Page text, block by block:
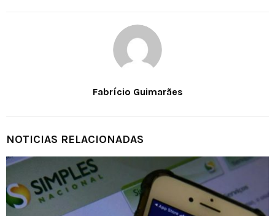
Fabrício Guimarães
NOTICIAS RELACIONADAS